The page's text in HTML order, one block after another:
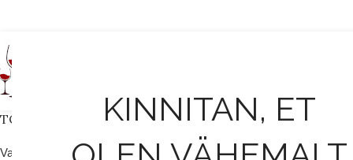
KINNITAN, ET
TOOTEKATEGOORIAD
Valge vein / mull 25